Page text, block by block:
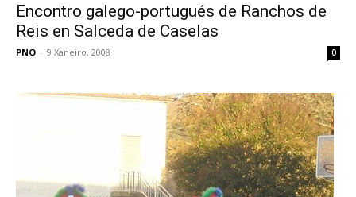
Encontro galego-portugués de Ranchos de
Reis en Salceda de Caselas
PNO - 9 Xaneiro, 2008 0